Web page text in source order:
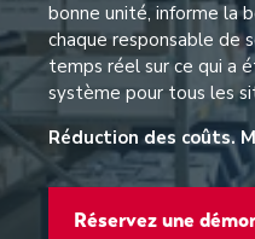
bonne unité, informe la
chaque responsable de
temps réel sur ce qui a
système pour tous les
Réduction des coûts.
Réservez une